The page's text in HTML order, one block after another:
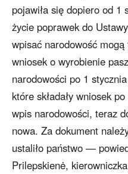
pojawiła się dopiero od
życie poprawek do
wpisać narodowość mogą
wniosek o wyrobienie
narodowości po 1
które składały wniosek
wpis narodowości, teraz
nowa. Za dokument
ustaliło państwo —
Prilepskienė,